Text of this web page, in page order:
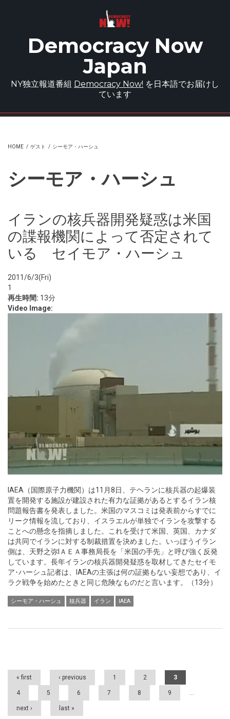
Democracy Now
Japan
NY独立報道番組 Democracy Now! を日本語でお届けし
ています
HOME / ゲスト / シーモア・ハーシュ
シーモア・ハーシュ
イランの核兵器開発疑惑は米国
の諜報機関によって否定されて
いる セイモア・ハーシュ
2011/6/3(Fri)
1
再生時間: 13分
Video Image:
IAEA（国際原子力機関）は11月8日、テヘランに核兵器の起爆装
置を開発する施設が建設された有力な証拠があるとするイラン核
問題報告書を発表しました。米国のマスコミは発表前からすでに
リーク情報を流しており、イスラエルが単独でイランを攻撃する
ことへの懸念を指摘しました。これを受けて米国、英国、カナダ
は共同でイランに対する制裁措置を決めました。いっぽうイラン
側は、天野之弥IＡＥＡ事務局長を「米国の手先」と呼び強く反発
しています。長年イランの核兵器開発疑惑を取材してきたセイモ
ア･ハーシュ記者は、IAEAの主張は何の証拠もない妄想であり、イ
ラク戦争を始めたときと同じ危険なものだと言います。（13分）
シーモア・ハーシュ 核兵器 イラン IAEA
Pages
« first ‹ previous 1 2 3
4 5 6 7 8 9
next › last »